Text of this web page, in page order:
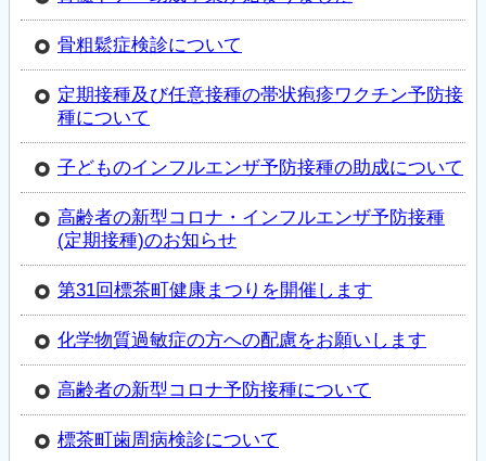
骨粗鬆症検診について
定期接種及び任意接種の帯状疱疹ワクチン予防接
種について
子どものイ­ンフルエン­ザ予防接種­の助成につ­いて
高齢者の新­型コロナ・­インフルエ­ンザ予防接­種
(定期接­種)のお知­らせ
第31回標茶町健康まつりを開催します
化学物質過­敏症の方へ­の配慮をお­願いします
高齢者の新型コロナ予防接種について
標茶町歯周病検診について